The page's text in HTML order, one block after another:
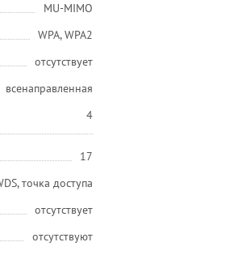
MU-MIMO
WPA, WPA2
отсутствует
всенаправленная
4
17
точка доступа
отсутствует
отсутствуют